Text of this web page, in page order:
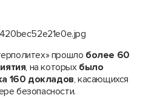
прошло более 60
, на которых было
160 докладов, касающихся
безопасности.